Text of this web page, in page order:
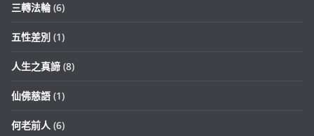
三轉法輪 (6)
五性差別 (1)
人生之真諦 (8)
仙佛慈語 (1)
何老前人 (6)